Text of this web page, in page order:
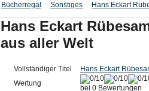
Bücherregal Sonstiges Hans Eckart
Hans Eckart
aus aller Welt
Vollständiger Titel
Hans Eckart
Wertung
bei 0 Bewertungen